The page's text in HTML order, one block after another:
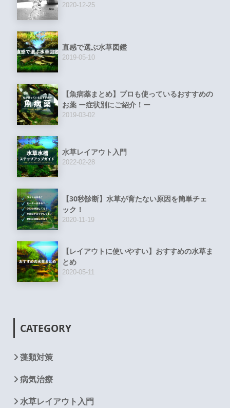
2020-12-25
直感で選ぶ水草図鑑
2019-05-10
【魚病薬まとめ】プロも使っているおすすめの
お薬 ー症状別にご紹介！ー
2019-03-02
水草レイアウト入門
2022-02-28
【30秒診断】水草が育たない原因を簡単チェ
ック！
2020-11-19
【レイアウトに使いやすい】おすすめの水草ま
とめ
2020-05-11
CATEGORY
藻類対策
病気治療
水草レイアウト入門